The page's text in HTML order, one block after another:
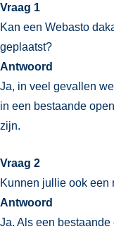
Vraag 1
Kan een Webasto
geplaatst?
Antwoord
Ja, in veel gevallen
in een bestaande
zijn.
Vraag 2
Kunnen jullie ook een
Antwoord
Ja. Als een